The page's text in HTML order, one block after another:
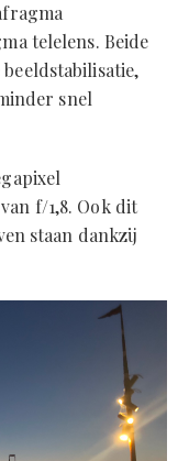
telelens. Beide
snel
f/1,8. Ook dit
staan dankzij